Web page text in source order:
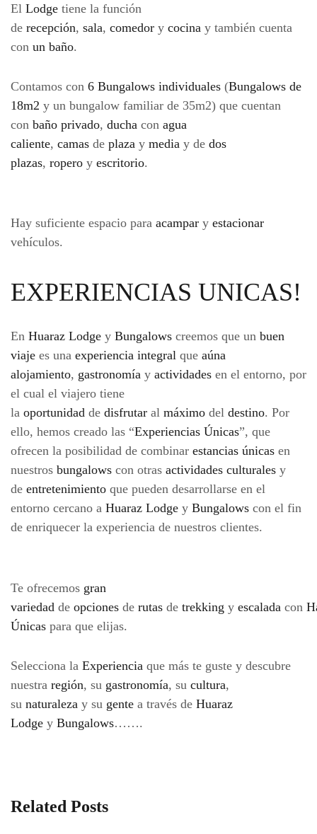
El Lodge tiene la función
de recepción, sala, comedor y cocina y también cuenta
con un baño.
Contamos con 6 Bungalows individuales (Bungalows de
18m2 y un bungalow familiar de 35m2) que cuentan
con baño privado, ducha con agua
caliente, camas de plaza y media y de dos
plazas, ropero y escritorio.
Hay suficiente espacio para acampar y estacionar
vehículos.
EXPERIENCIAS UNICAS!
En Huaraz Lodge y Bungalows creemos que un buen
viaje es una experiencia integral que aúna
alojamiento, gastronomía y actividades en el entorno, por
el cual el viajero tiene
la oportunidad de disfrutar al máximo del destino. Por
ello, hemos creado las “Experiencias Únicas”, que
ofrecen la posibilidad de combinar estancias únicas en
nuestros bungalows con otras actividades culturales y
de entretenimiento que pueden desarrollarse en el
entorno cercano a Huaraz Lodge y Bungalows con el fin
de enriquecer la experiencia de nuestros clientes.
Te ofrecemos gran
variedad de opciones de rutas de trekking y escalada con
Únicas para que elijas.
Selecciona la Experiencia que más te guste y descubre
nuestra región, su gastronomía, su cultura,
su naturaleza y su gente a través de Huaraz
Lodge y Bungalows…….
Related Posts